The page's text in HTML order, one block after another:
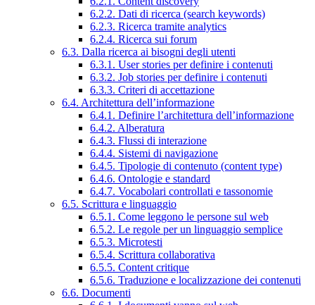
6.2.2. Dati di ricerca (search keywords)
6.2.3. Ricerca tramite analytics
6.2.4. Ricerca sui forum
6.3. Dalla ricerca ai bisogni degli utenti
6.3.1. User stories per definire i contenuti
6.3.2. Job stories per definire i contenuti
6.3.3. Criteri di accettazione
6.4. Architettura dell’informazione
6.4.1. Definire l’architettura dell’informazione
6.4.2. Alberatura
6.4.3. Flussi di interazione
6.4.4. Sistemi di navigazione
6.4.5. Tipologie di contenuto (content type)
6.4.6. Ontologie e standard
6.4.7. Vocabolari controllati e tassonomie
6.5. Scrittura e linguaggio
6.5.1. Come leggono le persone sul web
6.5.2. Le regole per un linguaggio semplice
6.5.3. Microtesti
6.5.4. Scrittura collaborativa
6.5.5. Content critique
6.5.6. Traduzione e localizzazione dei contenuti
6.6. Documenti